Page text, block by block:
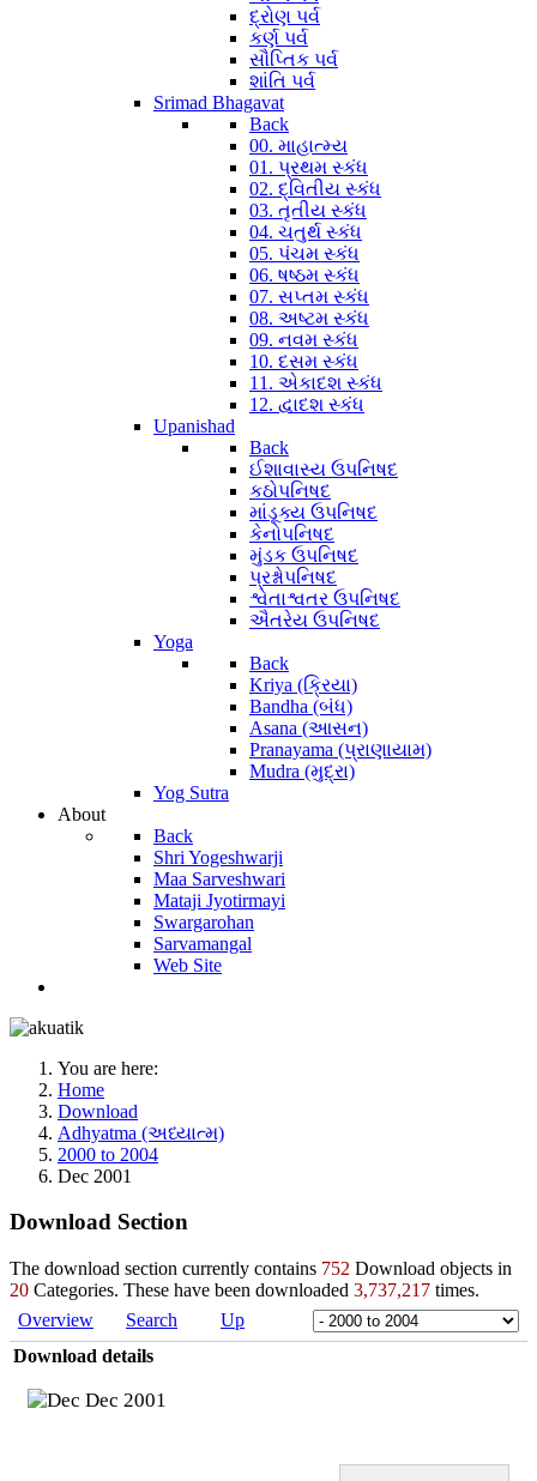
દ્રોણ પર્વ
કર્ણ પર્વ
સૌપ્તિક પર્વ
શાંતિ પર્વ
Srimad Bhagavat
Back
00. માહાત્મ્ય
01. પ્રથમ સ્કંધ
02. દ્વિતીય સ્કંધ
03. તૃતીય સ્કંધ
04. ચતુર્થ સ્કંધ
05. પંચમ સ્કંધ
06. ષષ્ઠમ સ્કંધ
07. સપ્તમ સ્કંધ
08. અષ્ટમ સ્કંધ
09. નવમ સ્કંધ
10. દસમ સ્કંધ
11. એકાદશ સ્કંધ
12. દ્વાદશ સ્કંધ
Upanishad
Back
ઈશાવાસ્ય ઉપનિષદ
કઠોપનિષદ
માંડૂક્ય ઉપનિષદ
કેનોપનિષદ
મુંડક ઉપનિષદ
પ્રશ્નોપનિષદ
શ્વેતાશ્વતર ઉપનિષદ
ઐતરેય ઉપનિષદ
Yoga
Back
Kriya (ક્રિયા)
Bandha (બંધ)
Asana (આસન)
Pranayama (પ્રાણાયામ)
Mudra (મુદ્રા)
Yog Sutra
About
Back
Shri Yogeshwarji
Maa Sarveshwari
Mataji Jyotirmayi
Swargarohan
Sarvamangal
Web Site
You are here:
Home
Download
Adhyatma (અધ્યાત્મ)
2000 to 2004
Dec 2001
Download Section
The download section currently contains 752 Download objects in
20 Categories. These have been downloaded 3,737,217 times.
Overview
Search
Up
Download details
Dec 2001